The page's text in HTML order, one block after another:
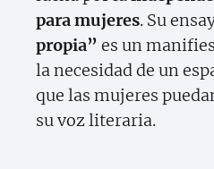
para mujeres. Su
propia” es un
la necesidad de un
que las mujeres
su voz literaria.